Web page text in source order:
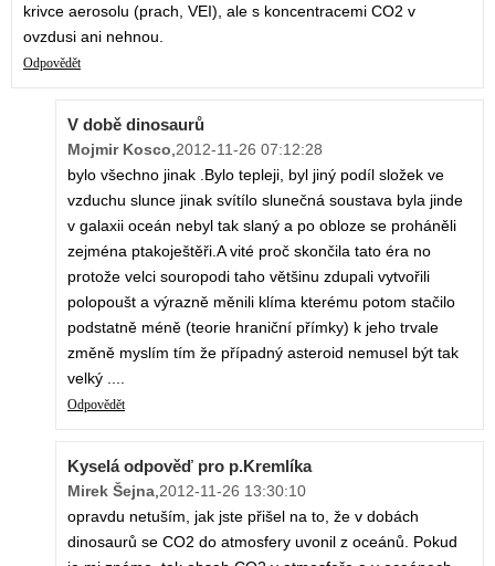
krivce aerosolu (prach, VEI), ale s koncentracemi CO2 v
ovzdusi ani nehnou.
Odpovědět
V době dinosaurů
Mojmir Kosco 2012-11-26 07:12:28
bylo všechno jinak .Bylo tepleji, byl jiný podíl složek ve
vzduchu slunce jinak svítílo slunečná soustava byla jinde
v galaxii oceán nebyl tak slaný a po obloze se proháněli
zejména ptakoještěři.A vité proč skončila tato éra no
protože velci souropodi taho většinu zdupali vytvořili
polopoušt a výrazně měnili klíma kterému potom stačilo
podstatně méně (teorie hraniční přímky) k jeho trvale
změně myslím tím že případný asteroid nemusel být tak
velký ....
Odpovědět
Kyselá odpověď pro p.Kremlíka
Mirek Šejna 2012-11-26 13:30:10
opravdu netuším, jak jste přišel na to, že v dobách
dinosaurů se CO2 do atmosfery uvonil z oceánů. Pokud